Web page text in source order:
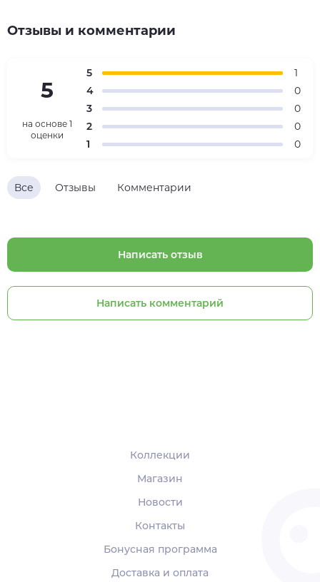
Отзывы и комментарии
Все Отзывы Комментарии
Написать отзыв
Написать комментарий
5
на основе 1
оценки
5
1
4
0
3
0
2
0
1
0
Коллекции
Магазин
Новости
Контакты
Бонусная программа
Доставка и оплата